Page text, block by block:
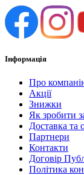
Інформація
Про
Акції
Знижки
Як зробити
Доставка та
Партнери
Контакти
Договір
Політика